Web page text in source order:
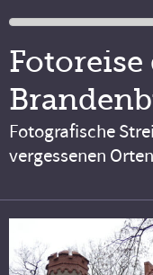
Fotografische
vergessenen